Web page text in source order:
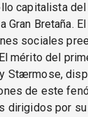
capitalista
Gran Bretaña.
sociales
mérito del
Stærmose,
de este
dirigidos por